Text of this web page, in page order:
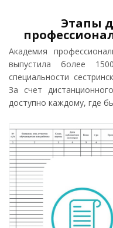
Этапы
Академия
выпустила более
специальности
За счет
доступно каждому, где